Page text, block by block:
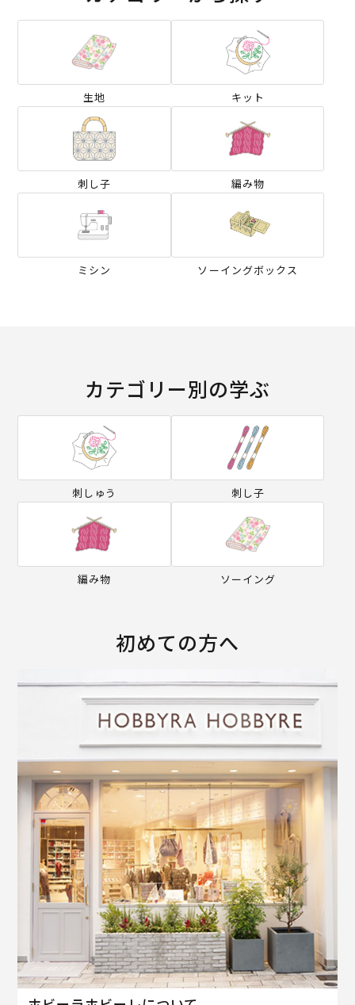
生地 キット
刺し子 編み物
ミシン ソーイングボックス
カテゴリー別の学ぶ
刺しゅう 刺し子
編み物 ソーイング
初めての方へ